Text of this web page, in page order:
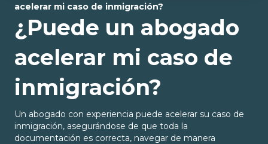
acelerar mi caso de inmigración?
¿Puede un abogado
acelerar mi caso de
inmigración?
Un abogado con experiencia puede acelerar su caso de
inmigración, asegurándose de que toda la
documentación es correcta, navegar de manera